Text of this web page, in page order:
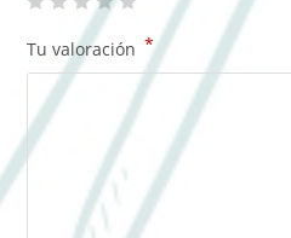
Tu valoración *